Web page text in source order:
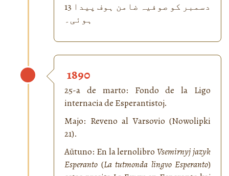
13 دسمبر کو صوفیہ ضامن ہوف پیدا
ہوئی۔
1890
25-a de marto: Fondo de la Ligo
internacia de Esperantistoj.
Majo: Reveno al Varsovio (Nowolipki
21).
Aŭtuno: En la lernolibroVsemirnyj jazyk
Esperanto (La tutmonda lingvo Esperanto)